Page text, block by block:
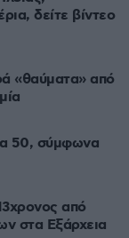
δείτε βίντεο
«θαύματα» από
50, σύμφωνα
από
στα Εξάρχεια